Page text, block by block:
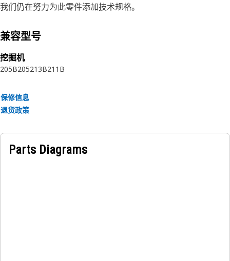
我们仍在努力为此零件添加技术规格。
兼容型号
挖掘机
205B205213B211B
保修信息
退货政策
Parts Diagrams